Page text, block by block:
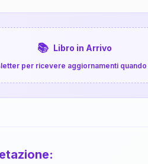
📚 Libro in Arrivo
per ricevere aggiornamenti